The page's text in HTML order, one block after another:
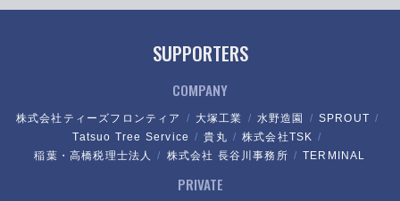
SUPPORTERS
COMPANY
株式会社ティーズフロンティア 大塚工業 水野造園
SPROUT
Tatsuo Tree Service
貴丸
株式会社TSK
稲葉・高橋税理士法人
株式会社 長谷川事務所 TERMINAL
PRIVATE